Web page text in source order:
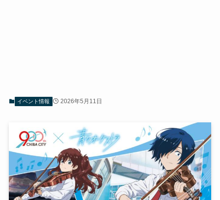
イベント情報 2026年5月11日